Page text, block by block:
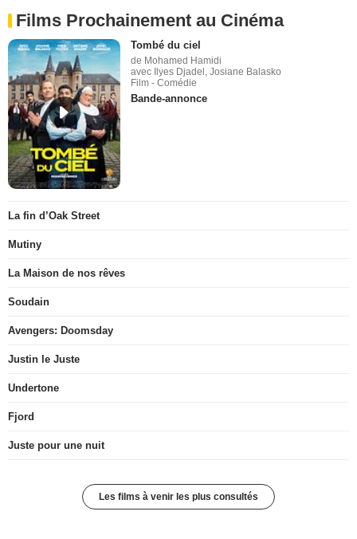
Films Prochainement au Cinéma
Tombé du ciel
de Mohamed Hamidi
avec Ilyes Djadel, Josiane Balasko
Film - Comédie
Bande-annonce
La fin d’Oak Street
Mutiny
La Maison de nos rêves
Soudain
Avengers: Doomsday
Justin le Juste
Undertone
Fjord
Juste pour une nuit
Les films à venir les plus consultés